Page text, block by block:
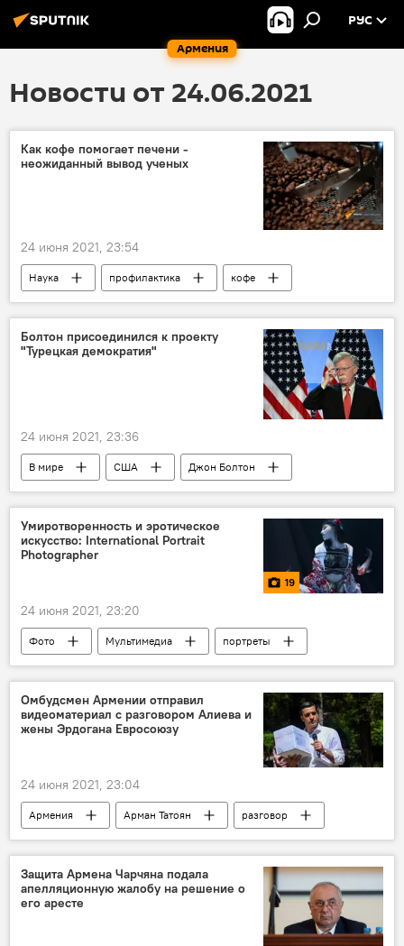
Армения
РУС
Новости от 24.06.2021
Как кофе помогает печени -
неожиданный вывод ученых
24 июня 2021, 23:54
Наука профилактика
кофе
ученые
Болтон присоединился к проекту
"Турецкая демократия"
24 июня 2021, 23:36
В мире США Джон Болтон
Умиротворенность и эротическое
искусство: International Portrait
Photographer
19
24 июня 2021, 23:20
Фото Мультимедиа
портреты
победители
фотоконкурс
Омбудсмен Армении отправил
видеоматериал с разговором Алиева и
жены Эрдогана Евросоюзу
24 июня 2021, 23:04
Армения Арман Татоян
разговор
ЕС
Защита Армена Чарчяна подала
апелляционную жалобу на решение о
его аресте